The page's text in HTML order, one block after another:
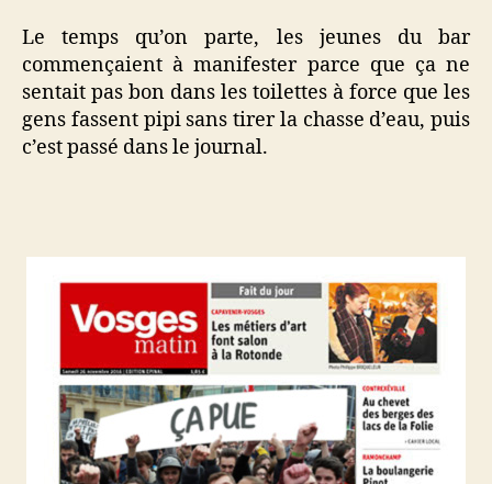
Le temps qu’on parte, les jeunes du bar
commençaient à manifester parce que ça ne
sentait pas bon dans les toilettes à force que les
gens fassent pipi sans tirer la chasse d’eau, puis
c’est passé dans le journal.